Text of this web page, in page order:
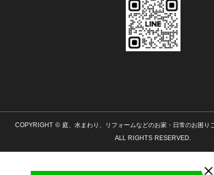
COPYRIGHT © 庭、水まわり、リフォームなどのお家・日常のお困り
ALL RIGHTS RESERVED.